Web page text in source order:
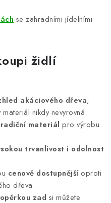
se zahradními jídelními
židlí
akáciového dřeva,
materiál nikdy nevyrovná.
materiál pro výrobu
trvanlivost i odolnost
cenově dostupnějšíoproti
dřeva.
zad si můžete